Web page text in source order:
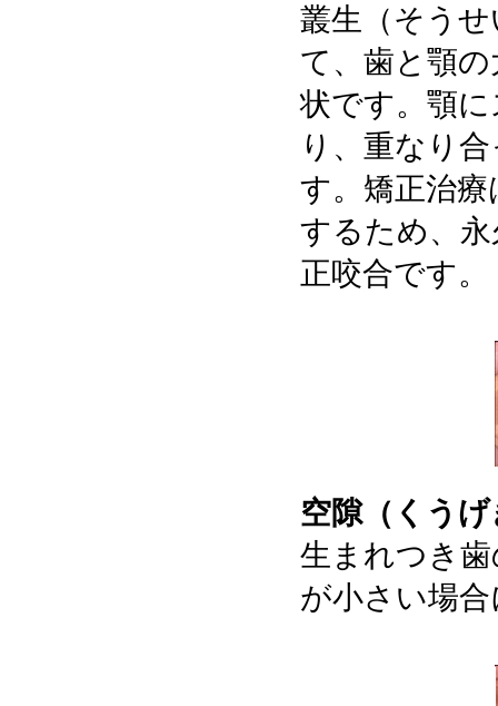
叢生（そう
て、歯と顎
状です。顎
り、重なり
す。矯正治
するため、
正咬合です。
空隙（くう
生まれつき
が小さい場